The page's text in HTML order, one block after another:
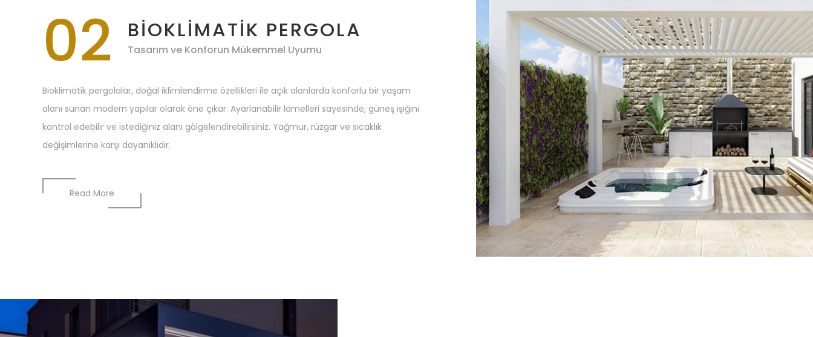
02 BİOKLİMATİK PERGOLA
Tasarım ve Konforun Mükemmel Uyumu
Bioklimatik pergolalar, doğal iklimlendirme özellikleri ile açık alanlarda konforlu bir yaşam
alanı sunan modern yapılar olarak öne çıkar. Ayarlanabilir lamelleri sayesinde, güneş ışığını
kontrol edebilir ve istediğiniz alanı gölgelendirebilirsiniz. Yağmur, rüzgar ve sıcaklık
değişimlerine karşı dayanıklıdır.
Read More